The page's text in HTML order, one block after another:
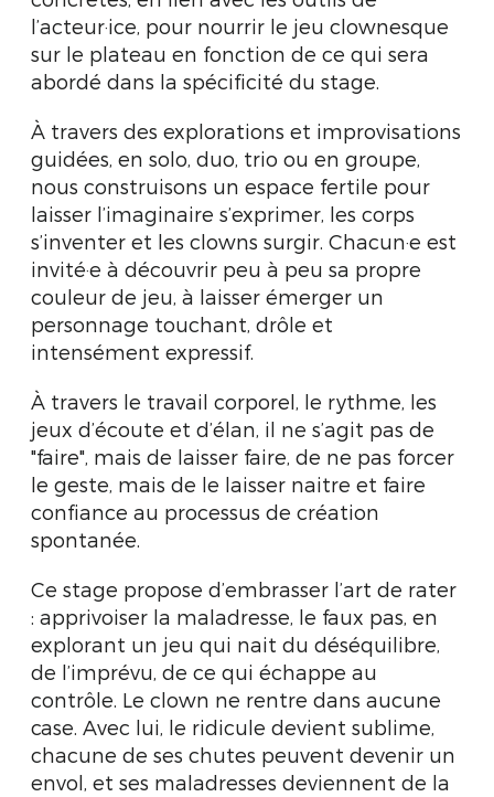
l’acteur·ice, pour nourrir le jeu clownesque
sur le plateau en fonction de ce qui sera
abordé dans la spécificité du stage.
À travers des explorations et improvisations
guidées, en solo, duo, trio ou en groupe,
nous construisons un espace fertile pour
laisser l’imaginaire s’exprimer, les corps
s’inventer et les clowns surgir. Chacun·e est
invité·e à découvrir peu à peu sa propre
couleur de jeu, à laisser émerger un
personnage touchant, drôle et
intensément expressif.
À travers le travail corporel, le rythme, les
jeux d’écoute et d’élan, il ne s’agit pas de
"faire", mais de laisser faire, de ne pas forcer
le geste, mais de le laisser naitre et faire
confiance au processus de création
spontanée.
Ce stage propose d’embrasser l’art de rater
: apprivoiser la maladresse, le faux pas, en
explorant un jeu qui nait du déséquilibre,
de l’imprévu, de ce qui échappe au
contrôle. Le clown ne rentre dans aucune
case. Avec lui, le ridicule devient sublime,
chacune de ses chutes peuvent devenir un
envol, et ses maladresses deviennent de la